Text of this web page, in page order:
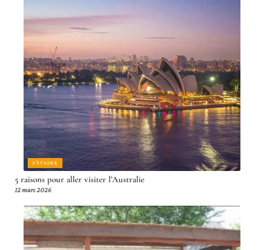
S'ÉVADER
5 raisons pour aller visiter l’Australie
12 mars 2026